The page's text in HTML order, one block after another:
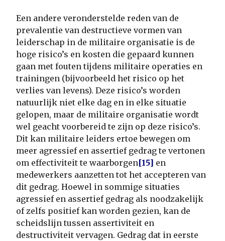
Een andere veronderstelde reden van de
prevalentie van destructieve vormen van
leiderschap in de militaire organisatie is de
hoge risico’s en kosten die gepaard kunnen
gaan met fouten tijdens militaire operaties en
trainingen (bijvoorbeeld het risico op het
verlies van levens). Deze risico’s worden
natuurlijk niet elke dag en in elke situatie
gelopen, maar de militaire organisatie wordt
wel geacht voorbereid te zijn op deze risico’s.
Dit kan militaire leiders ertoe bewegen om
meer agressief en assertief gedrag te vertonen
om effectiviteit te waarborgen[15] en
medewerkers aanzetten tot het accepteren van
dit gedrag. Hoewel in sommige situaties
agressief en assertief gedrag als noodzakelijk
of zelfs positief kan worden gezien, kan de
scheidslijn tussen assertiviteit en
destructiviteit vervagen. Gedrag dat in eerste